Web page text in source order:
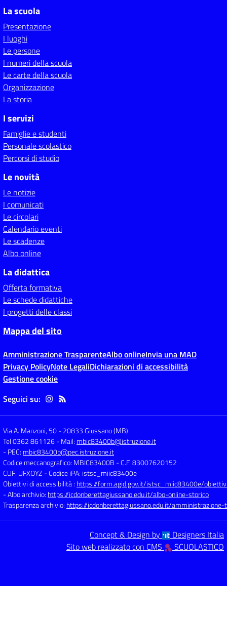
La scuola
Presentazione
I luoghi
Le persone
I numeri della scuola
Le carte della scuola
Organizzazione
La storia
I servizi
Famiglie e studenti
Personale scolastico
Percorsi di studio
Le novità
Le notizie
I comunicati
Le circolari
Calendario eventi
Le scadenze
Albo online
La didattica
Offerta formativa
Le schede didattiche
I progetti delle classi
Mappa del sito
Amministrazione TrasparenteAlbo onlineInvia una MAD
Privacy PolicyNote LegaliDichiarazioni di accessibilità
Gestione cookie
Seguici su:
Via A. Manzoni, 50-20833 Giussano (MB)
Tel 0362 861126- Mail: mbic83400b@istruzione.it
- PEC: mbic83400b@pec.istruzione.it
Codice meccanografico: MBIC83400B - C.F. 83007620152
CUF: UFXOYZ - Codice iPA: istsc_miic83400e
Obiettivi di accessibilità : https://form.agid.gov.it/istsc_miic83400e/
- Albo archivio: https://icdonberettagiussano.edu.it/albo-online-storico
Trasparenza archivio: https://icdonberettagiussano.edu.it/
Concept & Design by
Designers Italia
Sito web realizzato con CMS
SCUOLASTICO